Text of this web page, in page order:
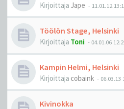
Kirjoittaja Jape - 11.01.12
Töölön Stage, Helsinki
Kirjoittaja Toni - 04.01.06
Kampin Helmi, Helsinki
Kirjoittaja cobaink - 06.03.13
Kivinokka